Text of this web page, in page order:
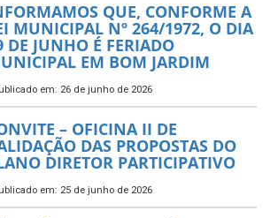
QUE, CONFORME A
MUNICIPAL Nº 264/1972, O DIA
DE JUNHO É FERIADO
EM BOM JARDIM
em: 26 de junho de 2026
– OFICINA II DE
DAS PROPOSTAS DO
DIRETOR PARTICIPATIVO
em: 25 de junho de 2026